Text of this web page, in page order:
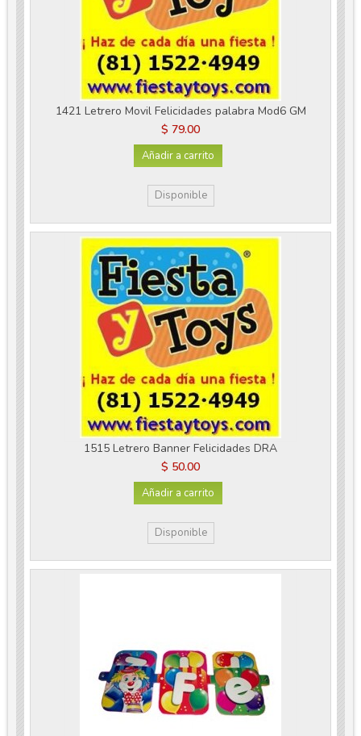
1421 Letrero Movil Felicidades palabra Mod6 GM
$ 79.00
Añadir a carrito
Disponible
1515 Letrero Banner Felicidades DRA
$ 50.00
Añadir a carrito
Disponible